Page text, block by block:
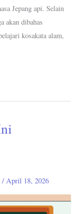
Jepang api. Selain
akan dibahas
kosakata alam,
/ April 18, 2026